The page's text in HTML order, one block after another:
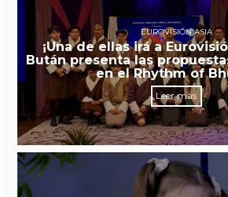
EUROVISIÓN ASIA
¡Una de ellas irá a
Bután presenta las
en el Rhythm of
Leer más